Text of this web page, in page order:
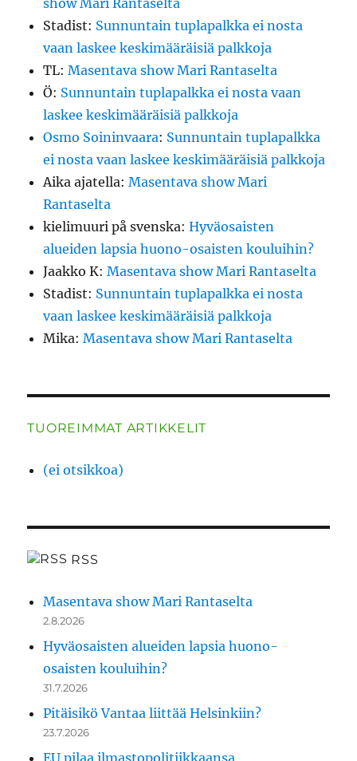
show Mari Rantaselta
Stadist: Sunnuntain tuplapalkka ei nosta
vaan laskee keskimääräisiä palkkoja
TL:Masentava show Mari Rantaselta
Ö: Sunnuntain tuplapalkka ei nosta vaan
laskee keskimääräisiä palkkoja
Osmo Soininvaara: Sunnuntain tuplapalkka
ei nosta vaan laskee keskimääräisiä palkkoja
Aika ajatella:Masentava show Mari
Rantaselta
kielimuuri på svenska:Hyväosaisten
alueiden lapsia huono-osaisten kouluihin?
Jaakko K:Masentava show Mari Rantaselta
Stadist: Sunnuntain tuplapalkka ei nosta
vaan laskee keskimääräisiä palkkoja
Mika:Masentava show Mari Rantaselta
TUOREIMMAT ARTIKKELIT
(ei otsikkoa)
RSS
Masentava show Mari Rantaselta
2.8.2026
Hyväosaisten alueiden lapsia huono-
osaisten kouluihin?
31.7.2026
Pitäisikö Vantaa liittää Helsinkiin?
23.7.2026